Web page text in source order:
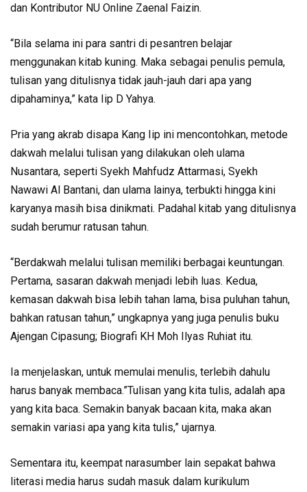
dan Kontributor NU Online Zaenal Faizin.
“Bila selama ini para santri di pesantren belajar
menggunakan kitab kuning. Maka sebagai penulis pemula,
tulisan yang ditulisnya tidak jauh-jauh dari apa yang
dipahaminya,” kata Iip D Yahya.
Pria yang akrab disapa Kang Iip ini mencontohkan, metode
dakwah melalui tulisan yang dilakukan oleh ulama
Nusantara, seperti Syekh Mahfudz Attarmasi, Syekh
Nawawi Al Bantani, dan ulama lainya, terbukti hingga kini
karyanya masih bisa dinikmati. Padahal kitab yang ditulisnya
sudah berumur ratusan tahun.
“Berdakwah melalui tulisan memiliki berbagai keuntungan.
Pertama, sasaran dakwah menjadi lebih luas. Kedua,
kemasan dakwah bisa lebih tahan lama, bisa puluhan tahun,
bahkan ratusan tahun,” ungkapnya yang juga penulis buku
Ajengan Cipasung; Biografi KH Moh Ilyas Ruhiat itu.
Ia menjelaskan, untuk memulai menulis, terlebih dahulu
harus banyak membaca.”Tulisan yang kita tulis, adalah apa
yang kita baca. Semakin banyak bacaan kita, maka akan
semakin variasi apa yang kita tulis,” ujarnya.
Sementara itu, keempat narasumber lain sepakat bahwa
literasi media harus sudah masuk dalam kurikulum